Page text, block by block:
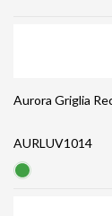
Aurora Griglia
AURLUV1014